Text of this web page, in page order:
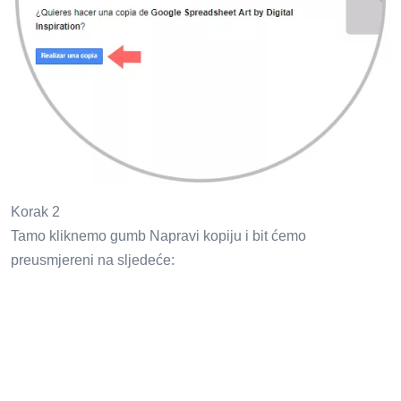
Korak 2
Tamo kliknemo gumb Napravi kopiju i bit ćemo
preusmjereni na sljedeće: